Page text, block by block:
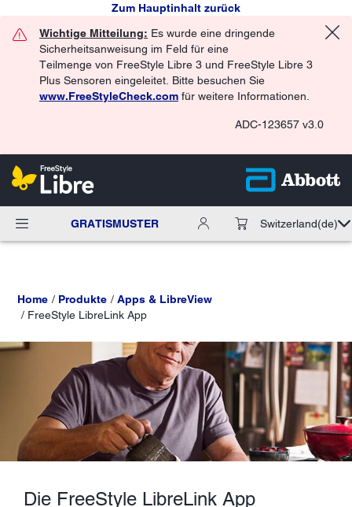
Zum Hauptinhalt zurück
Wichtige Mitteilung: Es wurde eine dringende
Sicherheitsanweisung im Feld für eine
Teilmenge von FreeStyle Libre 3 und FreeStyle Libre 3
Plus Sensoren eingeleitet. Bitte besuchen Sie
www.FreeStyleCheck.com für weitere Informationen.
ADC-123657 v3.0
GRATISMUSTER Switzerland(de)
Home Produkte
Apps & LibreView
FreeStyle LibreLink App
Die FreeStyle LibreLink App